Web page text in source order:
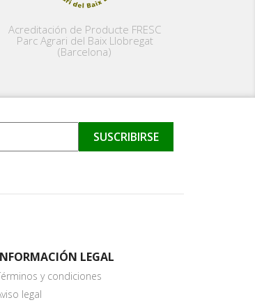
Acreditación de Producte FRESC
Parc Agrari del Baix Llobregat
(Barcelona)
LEGAL
y condiciones
legal